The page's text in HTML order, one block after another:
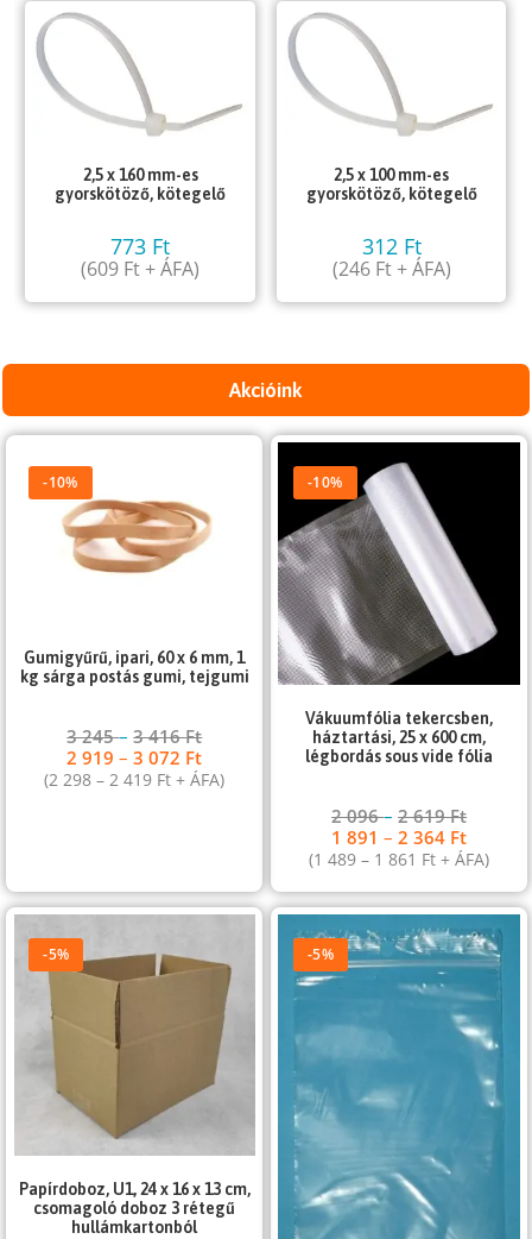
2,5 x 160 mm-es
gyorskötöző, kötegelő
773 Ft
(609 Ft+ ÁFA)
2,5 x 100 mm-es
gyorskötöző, kötegelő
312 Ft
(246 Ft+ ÁFA)
Akcióink
-10%
Gumigyűrű, ipari, 60 x 6 mm, 1
kg sárga postás gumi, tejgumi
3 245–3 416Ft
2 919–3 072 Ft
(2 298– 2 419 Ft + ÁFA)
-10%
Vákuumfólia tekercsben,
háztartási, 25 x 600 cm,
légbordás sous vide fólia
2 096–2 619Ft
1 891–2 364 Ft
(1 489– 1 861 Ft + ÁFA)
-5%
Papírdoboz, U1, 24 x 16 x 13 cm,
csomagoló doboz 3 rétegű
hullámkartonból
-5%